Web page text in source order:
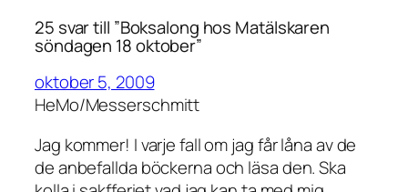
25 svar till ”Boksalong hos Matälskaren
söndagen 18 oktober”
oktober 5, 2009
HeMo/Messerschmitt
Jag kommer! I varje fall om jag får låna av de
de anbefallda böckerna och läsa den. Ska